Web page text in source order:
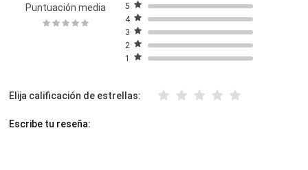
Puntuación media
5
4
3
2
1
Elija calificación de estrellas:
Escribe tu reseña: